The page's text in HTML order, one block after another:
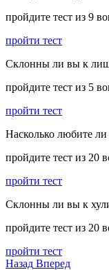
пройдите тест из 9
пройти тест
Cклонны ли вы к
пройдите тест из 5
пройти тест
Насколько любите ли
пройдите тест из 20
пройти тест
Склонны ли вы к
пройдите тест из 20
пройти тест
Назад Вперед